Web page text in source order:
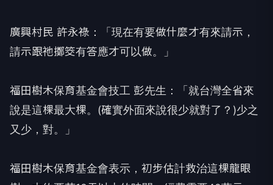
廣興村民 許永祿：「現在有要做什麼才有來請示，
請示跟祂擲筊有答應才可以做。」
福田樹木保育基金會技工 彭先生：「就台灣全省來
說是這棵最大棵。(確實外面來說很少就對了？)少之
又少，對。」
福田樹木保育基金會表示，初步估計救治這棵龍眼